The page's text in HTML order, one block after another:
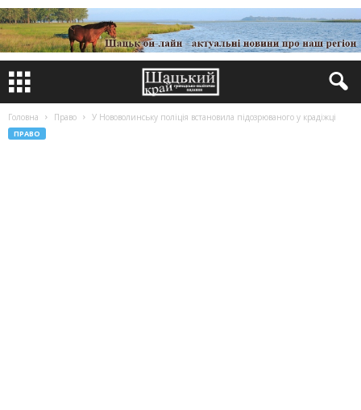
Головна Право У Нововолинську поліція встановила підозрюваного у крадіжці
ПРАВО